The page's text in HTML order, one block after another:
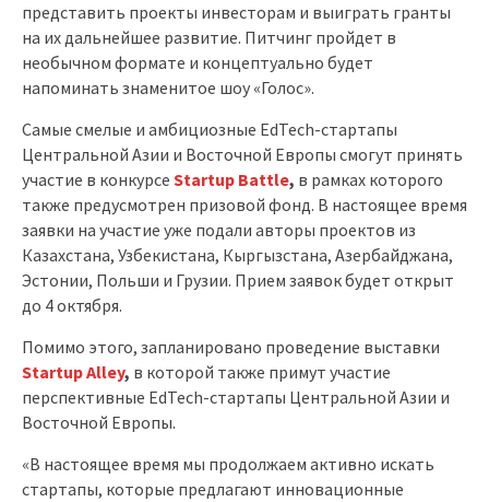
представить проекты инвесторам и выиграть гранты
на их дальнейшее развитие. Питчинг пройдет в
необычном формате и концептуально будет
напоминать знаменитое шоу «Голос».
Самые смелые и амбициозные EdTech-стартапы
Центральной Азии и Восточной Европы смогут принять
участие в конкурсе Startup Battle, в рамках которого
также предусмотрен призовой фонд. В настоящее время
заявки на участие уже подали авторы проектов из
Казахстана, Узбекистана, Кыргызстана, Азербайджана,
Эстонии, Польши и Грузии. Прием заявок будет открыт
до 4 октября.
Помимо этого, запланировано проведение выставки
Startup Alley, в которой также примут участие
перспективные EdTech-стартапы Центральной Азии и
Восточной Европы.
«В настоящее время мы продолжаем активно искать
стартапы, которые предлагают инновационные